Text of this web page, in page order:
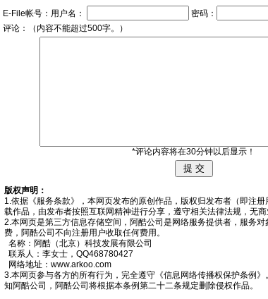
E-File帐号：用户名：
密码：
评论：（内容不能超过500字。）
*评论内容将在30分钟以后显示！
版权声明：
1.依据《服务条款》，本网页发布的原创作品，版权归发布者（即注
载作品，由发布者按照互联网精神进行分享，遵守相关法律法规，无商
2.本网页是第三方信息存储空间，阿酷公司是网络服务提供者，服务
费，阿酷公司不向注册用户收取任何费用。
名称：阿酷（北京）科技发展有限公司
联系人：李女士，QQ468780427
网络地址： www.arkoo.com
3.本网页参与各方的所有行为，完全遵守《信息网络传播权保护条例》
知阿酷公司，阿酷公司将根据本条例第二十二条规定删除侵权作品。